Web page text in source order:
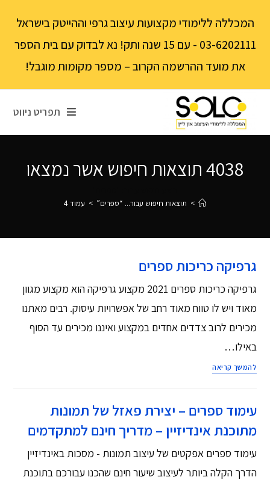
המכללה ללימודי מקצועות עיצוב גרפי וההייטק בישראל
03-6202111 - עם 15 שנה ותק! נא לבדוק עם בית הספר
את מועד ההרשמה הקרוב – מספר מקומות מוגבל!
תפריט ניווט
4038תוצאות חיפוש אשר נמצאו
> תוצאות חיפוש עבור... “ספרים” > עמוד 4
גרפיקה כריכות ספרים
גרפיקה כריכות ספרים 2021 מקצוע גרפיקה הוא מקצוע מגוון
מאוד ויש לו טווח מאוד רחב של אפשרויות עיסוק. רבים מאתנו
מכירים לרוב צדדים אחדים במקצוע ואיננו מכירים עד הסוף
באילו…
להמשך קריאה
עימוד ספרים – יצירת פאזל של תמונות
מתוכנת אינדיזיין – מדריך חינם למתקדמים
עימוד ספרים אפקטים של עיצוב תמונות - מסכות באינדיזיין
הדרך הקלה ביותר לעיצוב שיעור חינם שהכנו עבורכם בתוכנת